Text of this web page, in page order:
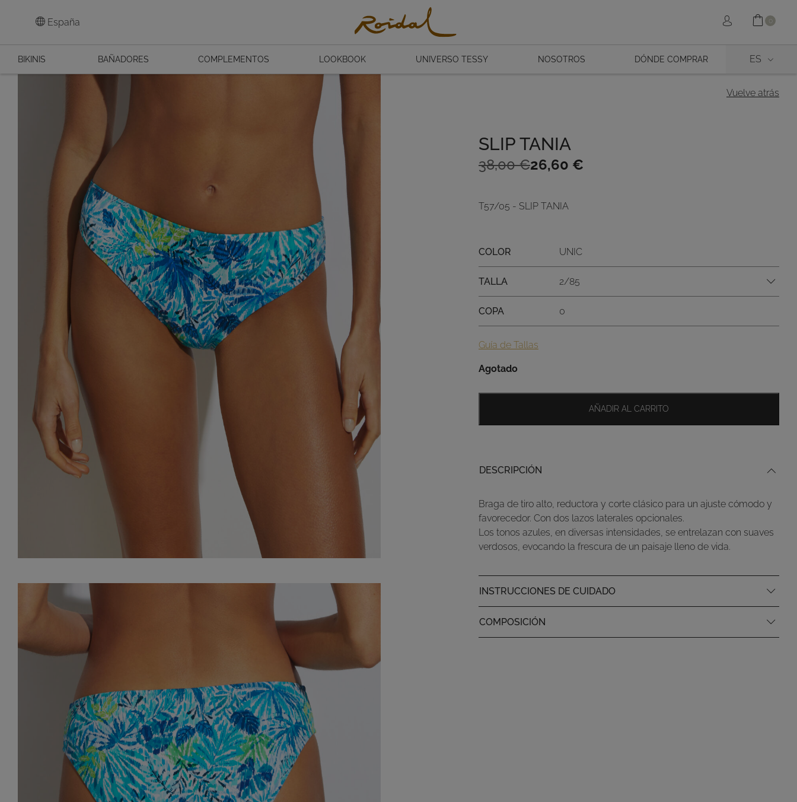
España Acceder 0
BIKINIS BAÑADORES COMPLEMENTOS LOOKBOOK UNIVERSO TESSY NOSOTROS DÓNDE COMPRAR ES
Vuelve atrás
SLIP TANIA
38,00€
El
original
38,00 €.
26,60 €
El
actual
26,60 €.
T57/05 - SLIP TANIA
Color
Talla
Copa
COLOR UNIC
TALLA 2/85
COPA 0
Guía de Tallas
Agotado
AÑADIR AL CARRITO
DESCRIPCIÓN
Braga de tiro alto, reductora y corte clásico para un ajuste cómodo y
favorecedor. Con dos lazos laterales opcionales.
Los tonos azules, en diversas intensidades, se entrelazan con suaves
verdosos, evocando la frescura de un paisaje lleno de vida.
INSTRUCCIONES DE CUIDADO
COMPOSICIÓN